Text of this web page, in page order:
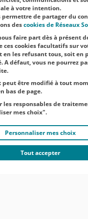
faisant face aux
difficultés
à votre intention.
de partager du
descookies de Réseaux
faire part dès à présent
ces cookies facultatifs sur
en les refusant tous, soit en
A défaut, vous ne pourrez
peut être modifié à tout
bas de page.
les responsables de
mes choix".
Personnaliser mes choix
Tout accepter